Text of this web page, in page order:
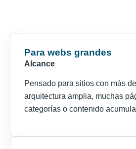
Para webs grandes
Alcance
Pensado para sitios con más
arquitectura amplia, muchas
categorías o contenido